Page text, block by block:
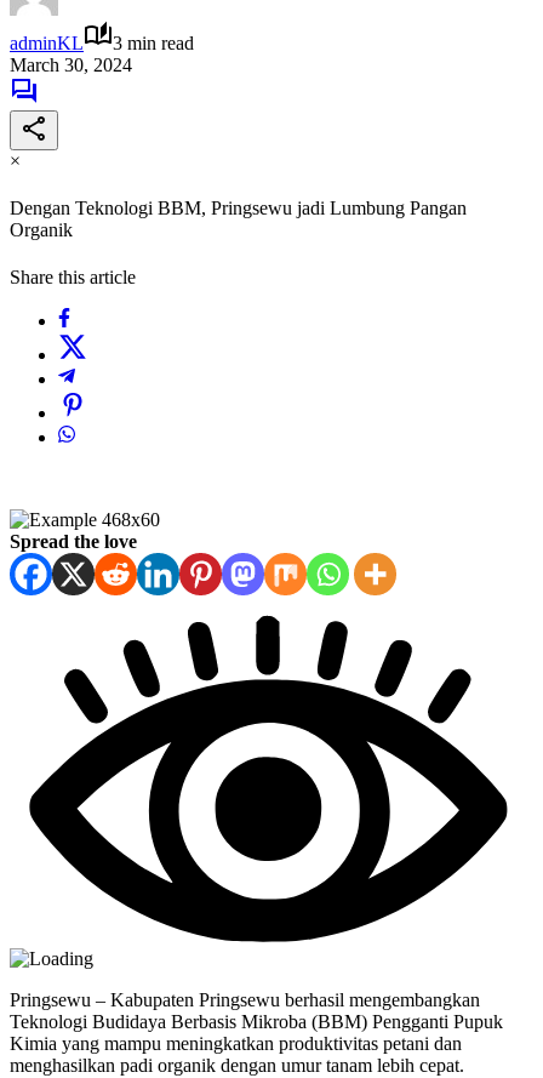
adminKL
3 min read
March 30, 2024
×
Dengan Teknologi BBM, Pringsewu jadi Lumbung Pangan
Organik
Share this article
Spread the love
Pringsewu – Kabupaten Pringsewu berhasil mengembangkan
Teknologi Budidaya Berbasis Mikroba (BBM) Pengganti Pupuk
Kimia yang mampu meningkatkan produktivitas petani dan
menghasilkan padi organik dengan umur tanam lebih cepat.